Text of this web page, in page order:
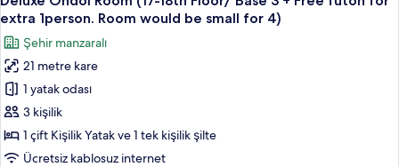
görün
Floor
~
27)
hakkında
daha
fazla
Ondol
Room
(17-
18th
Floor/
Base
3
+
extra 1person. Room would be small for 4)
Şehir manzaralı
21 metre kare
1 yatak odası
3 kişilik
1 çift Kişilik Yatak ve 1 tek kişilik şilte
Ücretsiz kablosuz internet